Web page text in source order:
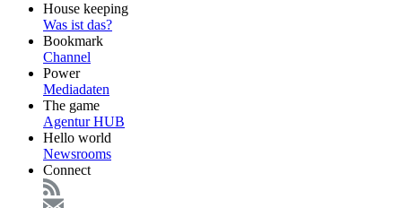
FooterHouse keeping
Was ist das?
Bookmark
Channel
Power
Mediadaten
The game
Agentur HUB
Hello world
Newsrooms
Connect